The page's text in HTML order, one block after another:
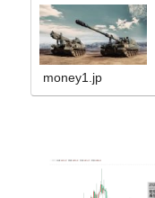
money1.jp